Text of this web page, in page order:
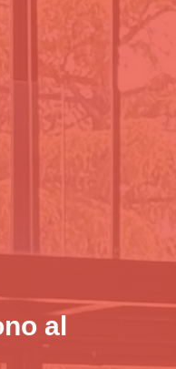
al